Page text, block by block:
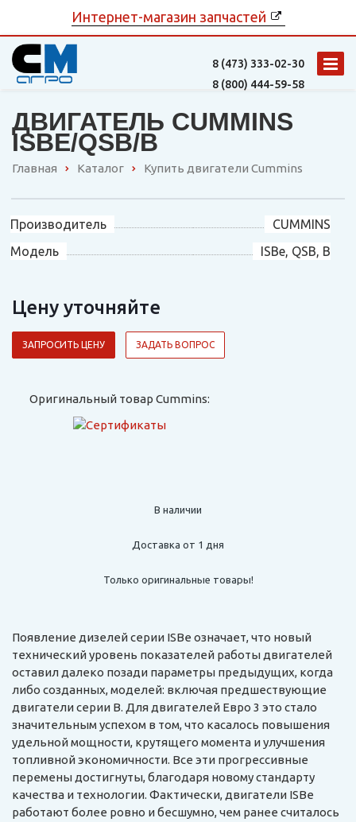
Интернет-магазин запчастей
8 (473) 333-02-30
8 (800) 444-59-58
ДВИГАТЕЛЬ CUMMINS
ISBE/QSB/B
Главная Каталог Купить двигатели Cummins
Производитель
CUMMINS
Модель
ISBe, QSB, B
Цену уточняйте
ЗАПРОСИТЬ ЦЕНУ ЗАДАТЬ ВОПРОС
Оригинальный товар Cummins:
В наличии
Доставка от 1 дня
Только оригинальные товары!
Появление дизелей серии ISBe означает, что новый
технический уровень показателей работы двигателей
оставил далеко позади параметры предыдущих, когда
либо созданных, моделей: включая предшествующие
двигатели серии B. Для двигателей Евро 3 это стало
значительным успехом в том, что касалось повышения
удельной мощности, крутящего момента и улучшения
топливной экономичности. Все эти прогрессивные
перемены достигнуты, благодаря новому стандарту
качества и технологии. Фактически, двигатели ISBe
работают более ровно и бесшумно, чем ранее считалось